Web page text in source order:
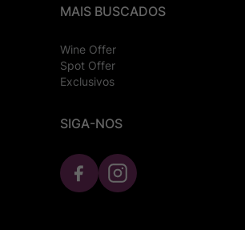
MAIS BUSCADOS
Wine Offer
Spot Offer
Exclusivos
SIGA-NOS